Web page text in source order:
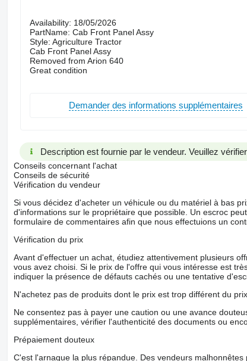
Availability: 18/05/2026
PartName: Cab Front Panel Assy
Style: Agriculture Tractor
Cab Front Panel Assy
Removed from Arion 640
Great condition
Demander des informations supplémentaires
Description est fournie par le vendeur. Veuillez
Conseils concernant l'achat
Conseils de sécurité
Vérification du vendeur
Si vous décidez d'acheter un véhicule ou du matériel à bas
d'informations sur le propriétaire que possible. Un escroc
formulaire de commentaires afin que nous effectuions un
Vérification du prix
Avant d'effectuer un achat, étudiez attentivement plusieurs
vous avez choisi. Si le prix de l'offre qui vous intéresse est
indiquer la présence de défauts cachés ou une tentative
N'achetez pas de produits dont le prix est trop différent du
Ne consentez pas à payer une caution ou une avance
supplémentaires, vérifier l'authenticité des documents ou
Prépaiement douteux
C'est l'arnaque la plus répandue. Des vendeurs